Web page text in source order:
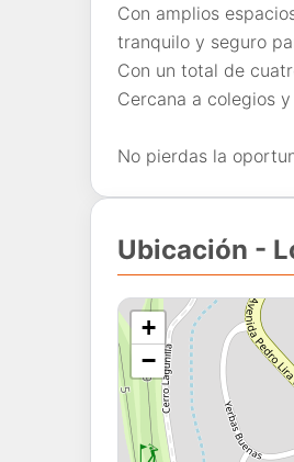
Con amplios
tranquilo y seguro
Con un total de
Cercana a colegios
No pierdas la
Ubicación -
+
−